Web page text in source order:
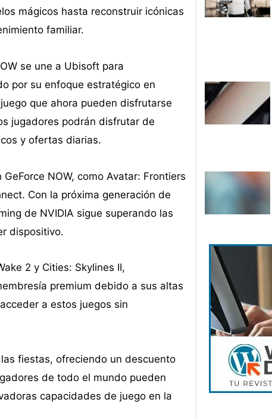
mágicos hasta reconstruir icónicas
familiar.
se une a Ubisoft para
por su enfoque estratégico en
que ahora pueden disfrutarse
jugadores podrán disfrutar de
y ofertas diarias.
NOW, como Avatar: Frontiers
Con la próxima generación de
de NVIDIA sigue superando las
dispositivo.
2 y Cities: Skylines II,
premium debido a sus altas
a estos juegos sin
fiestas, ofreciendo un descuento
de todo el mundo pueden
capacidades de juego en la